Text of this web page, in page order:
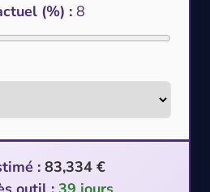
(%) : 8
: 83,334 €